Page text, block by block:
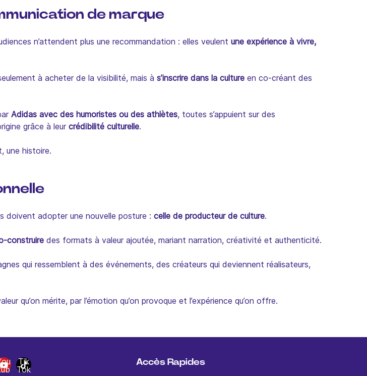
de marque
n’attendent plus une recommandation : elles veulent une expérience à vivre,
à acheter de la visibilité, mais à s’inscrire dans la culture en co-créant des
Adidas avec des humoristes ou des athlètes, toutes s’appuient sur des
grâce à leur crédibilité culturelle.
une histoire.
doivent adopter une nouvelle posture : celle de producteur de culture.
construire des formats à valeur ajoutée, mariant narration, créativité et authenticité.
qui ressemblent à des événements, des créateurs qui deviennent réalisateurs,
qu’on mérite, par l’émotion qu’on provoque et l’expérience qu’on offre.
Tik
Tok
Accès Rapides